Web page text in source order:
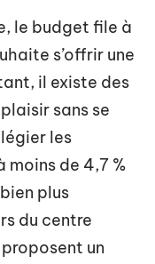
le budget file à
s’offrir une
il existe des
sans se
les
moins de 4,7 %
plus
du centre
un